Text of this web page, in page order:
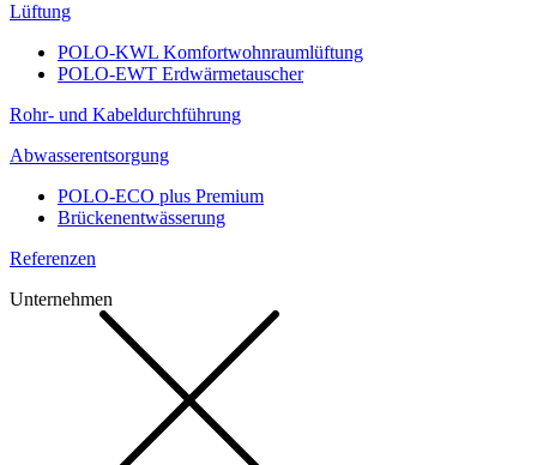
Lüftung
POLO-KWL Komfortwohnraumlüftung
POLO-EWT Erdwärmetauscher
Rohr- und Kabeldurchführung
Abwasserentsorgung
POLO-ECO plus Premium
Brückenentwässerung
Referenzen
Unternehmen